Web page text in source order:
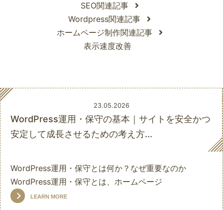
SEO関連記事
Wordpress関連記事
ホームページ制作関連記事
表示速度改善
Posted
on
23.05.2026
WordPress運用・保守の基本｜サイトを安全かつ
安定して成長させるための考え方...
WordPress運用・保守とは何か？なぜ重要なのか
WordPress運用・保守とは、ホームページ
LEARN MORE